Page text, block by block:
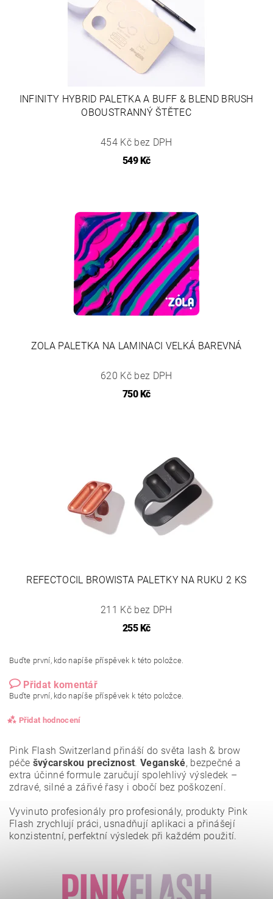
INFINITY HYBRID PALETKA A BUFF & BLEND BRUSH
OBOUSTRANNÝ ŠTĚTEC
454 Kč bez DPH
549 Kč
ZOLA PALETKA NA LAMINACI VELKÁ BAREVNÁ
620 Kč bez DPH
750 Kč
REFECTOCIL BROWISTA PALETKY NA RUKU 2 KS
211 Kč bez DPH
255 Kč
Buďte první, kdo napíše příspěvek k této položce.
Přidat komentář
Buďte první, kdo napíše příspěvek k této položce.
Přidat hodnocení
Pink Flash Switzerland přináší do světa lash & brow
péče švýcarskou preciznost. Veganské, bezpečné a
extra účinné formule zaručují spolehlivý výsledek –
zdravé, silné a zářivé řasy i obočí bez poškození.
Vyvinuto profesionály pro profesionály, produkty Pink
Flash zrychlují práci, usnadňují aplikaci a přinášejí
konzistentní, perfektní výsledek při každém použití.